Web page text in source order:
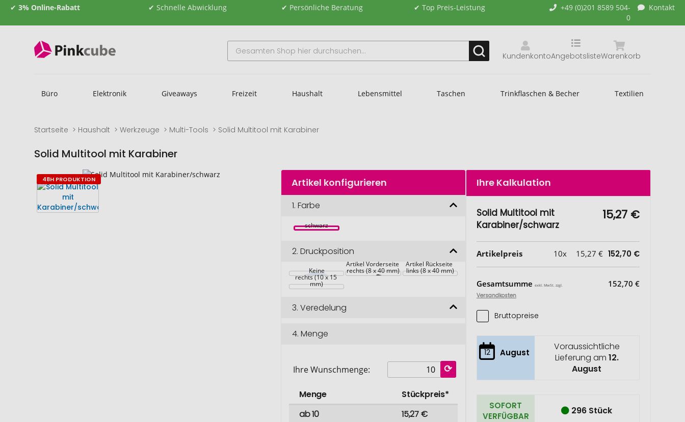
✔ 3% Online-Rabatt ✔ Schnelle Abwicklung ✔ Persönliche Beratung ✔ Top Preis-Leistung
+49 (0)201 8589 504-
0
Kontakt
Kundenkonto Warenkorb
Angebotsliste
Büro Elektronik Giveaways Freizeit Haushalt Lebensmittel Taschen Trinkflaschen & Becher Textilien
Startseite Haushalt Werkzeuge Multi-Tools Solid Multitool mit Karabiner
Solid Multitool mit Karabiner
Zum
Ende
Bildgalerie
springen
Zum
Anfang
Bildgalerie
springen
48H PRODUKTION Artikel konfigurieren
1.Farbe
schwarz
2.Druckposition
Keine
Artikel Vorderseite
rechts (8 x 40 mm)
Artikel Rückseite
links (8 x 40 mm)
Artikel Rückseite
rechts (10 x 15
mm)
3.Veredelung
4.Menge
Ihre Wunschmenge:
Menge
Stückpreis*
ab 10
15,27 €
Ihre Kalkulation
Solid Multitool mit
Karabiner/schwarz
15,27 €
Artikelpreis 10x 15,27 € 152,70 €
Gesamtsumme exkl. MwSt. zzgl.
Versandkosten
152,70 €
Bruttopreise
12 August
Voraussichtliche
Lieferung am 12.
August
SOFORT
VERFÜGBAR
296 Stück